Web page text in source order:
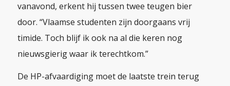
vanavond, erkent hij tussen twee teugen bier
door. “Vlaamse studenten zijn doorgaans vrij
timide. Toch blijf ik ook na al die keren nog
nieuwsgierig waar ik terechtkom.”
De HP-afvaardiging moet de laatste trein terug